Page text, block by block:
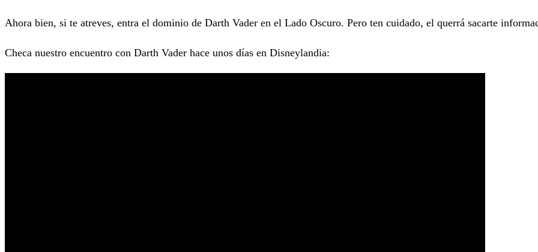
Ahora bien, si te atreves, entra el dominio de Darth Vader en el Lado Oscuro. Pero ten cuidado, el querrá sacarte
Checa nuestro encuentro con Darth Vader hace unos días en Disneylandia: